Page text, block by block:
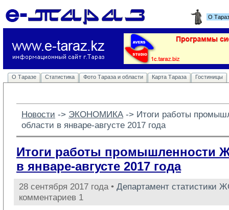
О
О Таразе Статистика Фото Тараза и области Карта Тараза Гостиницы
Новости -> ЭКОНОМИКА -> Итоги работы
области в январе-августе 2017 года
Итоги работы промышленности
в январе-августе 2017 года
28 сентября 2017 года • Департамент статистики
комментариев 1